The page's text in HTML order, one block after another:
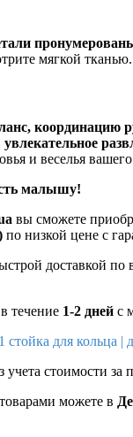
мягкой тканью.
координацию
увлекательное
и веселья
малышу!
вы сможете
по низкой цене с
доставкой
течение 1-2 дней с
для кольца
стоимости
можете в